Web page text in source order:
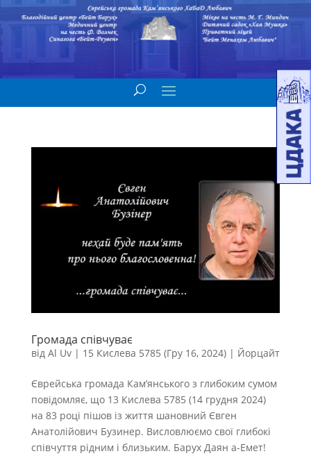
Громада співчуває
від Al Uv| 15 Кислева 5785 (Гру 16, 2024)| Йорцайт
Єврейська громада Кам’янського з глибоким сумом
повідомляє, що 13 Кислева 5785 (14 грудня 2024)
на 83 році пішов із життя шановний Євген
Анатолійович Бузинер. Висловлюємо свої глибокі
співчуття рідним і близьким. Барух Даян а-Емет!